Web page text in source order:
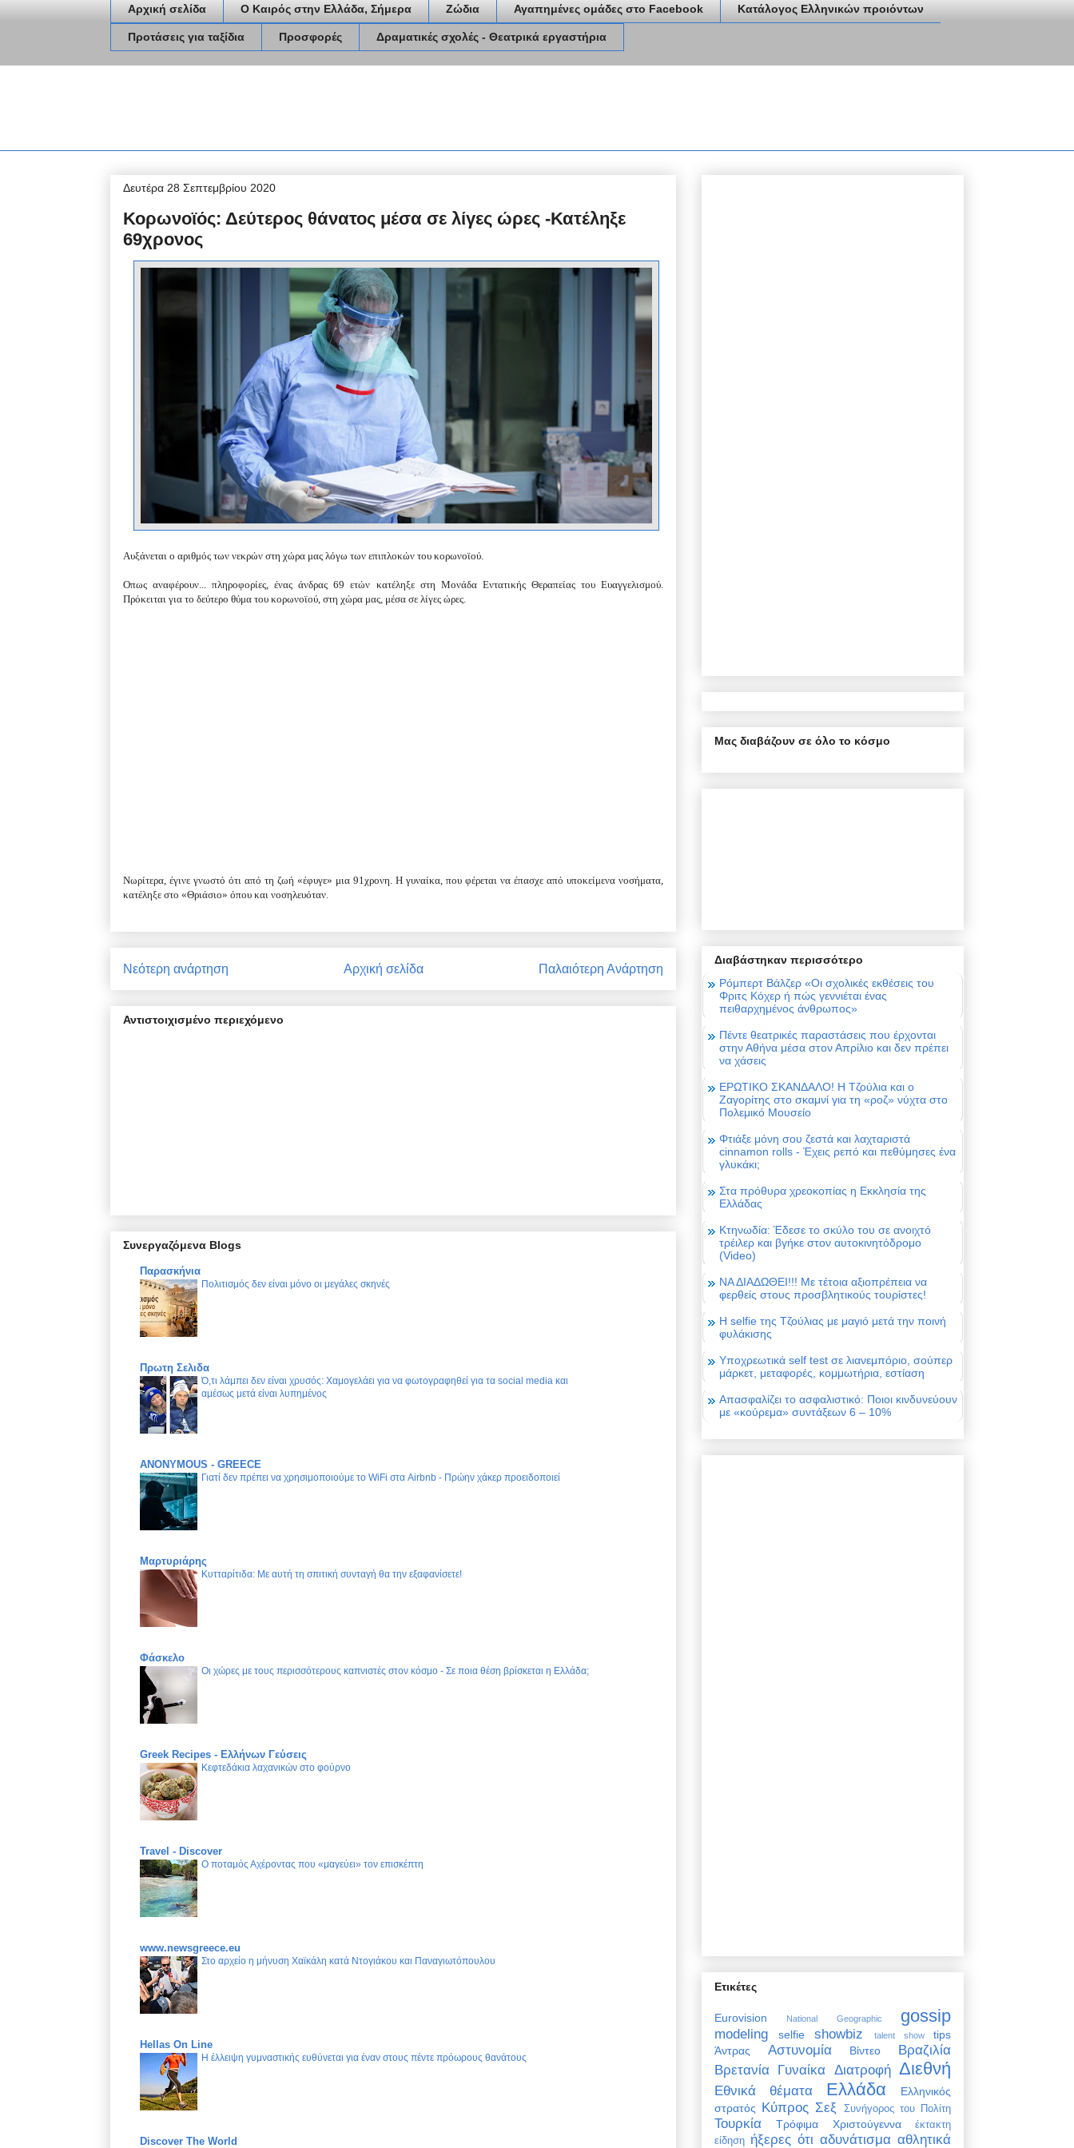
Αρχική σελίδα Ο Καιρός στην Ελλάδα, Σήμερα Ζώδια Αγαπημένες ομάδες στο Facebook Κατάλογος Ελληνικών προιόντων
Προτάσεις για ταξίδια Προσφορές Δραματικές σχολές - Θεατρικά εργαστήρια
Δευτέρα 28 Σεπτεμβρίου 2020
Κορωνοϊός: Δεύτερος θάνατος μέσα σε λίγες ώρες -Κατέληξε
69χρονος
Αυξάνεται ο αριθμός των νεκρών στη χώρα μας λόγω των επιπλοκών του κορωνοϊού.
Οπως αναφέρουν...
πληροφορίες, ένας άνδρας 69 ετών κατέληξε στη Μονάδα Εντατικής Θεραπείας του Ευαγγελισμού.
Πρόκειται για το δεύτερο θύμα του κορωνοϊού, στη χώρα μας, μέσα σε λίγες ώρες.
Νωρίτερα, έγινε γνωστό ότι από τη ζωή «έφυγε» μια 91χρονη. Η γυναίκα, που φέρεται να έπασχε από υποκείμενα νοσήματα,
κατέληξε στο «Θριάσιο» όπου και νοσηλευόταν.
Νεότερη ανάρτηση Παλαιότερη Ανάρτηση
Αρχική σελίδα
Αντιστοιχισμένο περιεχόμενο
Συνεργαζόμενα Blogs
Παρασκήνια
Πολιτισμός δεν είναι μόνο οι μεγάλες σκηνές
Πρωτη Σελιδα
Ό,τι λάμπει δεν είναι χρυσός: Χαμογελάει για να φωτογραφηθεί για τα social media και
αμέσως μετά είναι λυπημένος
ANONYMOUS - GREECE
Γιατί δεν πρέπει να χρησιμοποιούμε το WiFi στα Airbnb - Πρώην χάκερ προειδοποιεί
Μαρτυριάρης
Κυτταρίτιδα: Με αυτή τη σπιτική συνταγή θα την εξαφανίσετε!
Φάσκελο
Οι χώρες με τους περισσότερους καπνιστές στον κόσμο - Σε ποια θέση βρίσκεται η Ελλάδα;
Greek Recipes - Ελλήνων Γεύσεις
Κεφτεδάκια λαχανικών στο φούρνο
Travel - Discover
Ο ποταμός Αχέροντας που «μαγεύει» τον επισκέπτη
www.newsgreece.eu
Στο αρχείο η μήνυση Χαϊκάλη κατά Ντογιάκου και Παναγιωτόπουλου
Hellas On Line
Η έλλειψη γυμναστικής ευθύνεται για έναν στους πέντε πρόωρους θανάτους
Discover The World
Μας διαβάζουν σε όλο το κόσμο
Διαβάστηκαν περισσότερο
Ρόμπερτ Βάλζερ «Οι σχολικές εκθέσεις του
Φριτς Κόχερ ή πώς γεννιέται ένας
πειθαρχημένος άνθρωπος»
Πέντε θεατρικές παραστάσεις που έρχονται
στην Αθήνα μέσα στον Απρίλιο και δεν πρέπει
να χάσεις
ΕΡΩΤΙΚΟ ΣΚΑΝΔΑΛΟ! Η Τζούλια και ο
Ζαγορίτης στο σκαμνί για τη «ροζ» νύχτα στο
Πολεμικό Μουσείο
Φτιάξε μόνη σου ζεστά και λαχταριστά
cinnamon rolls - Έχεις ρεπό και πεθύμησες ένα
γλυκάκι;
Στα πρόθυρα χρεοκοπίας η Εκκλησία της
Ελλάδας
Κτηνωδία: Έδεσε το σκύλο του σε ανοιχτό
τρέιλερ και βγήκε στον αυτοκινητόδρομο
(Video)
ΝΑ ΔΙΑΔΩΘΕΙ!!! Με τέτοια αξιοπρέπεια να
φερθείς στους προσβλητικούς τουρίστες!
Η selfie της Τζούλιας με μαγιό μετά την ποινή
φυλάκισης
Υποχρεωτικά self test σε λιανεμπόριο, σούπερ
μάρκετ, μεταφορές, κομμωτήρια, εστίαση
Απασφαλίζει το ασφαλιστικό: Ποιοι κινδυνεύουν
με «κούρεμα» συντάξεων 6 – 10%
Ετικέτες
Eurovision National Geographic gossip
modeling selfie showbiz talent show
tips
Άντρας
Αστυνομία Βίντεο
Βραζιλία
Βρετανία Γυναίκα Διατροφή Διεθνή
Εθνικά θέματα Ελλάδα
Ελληνικός
στρατός Κύπρος Σεξ Συνήγορος του Πολίτη
Τουρκία Τρόφιμα Χριστούγεννα
έκτακτη
είδηση ήξερες ότι αδυνάτισμα αθλητικά